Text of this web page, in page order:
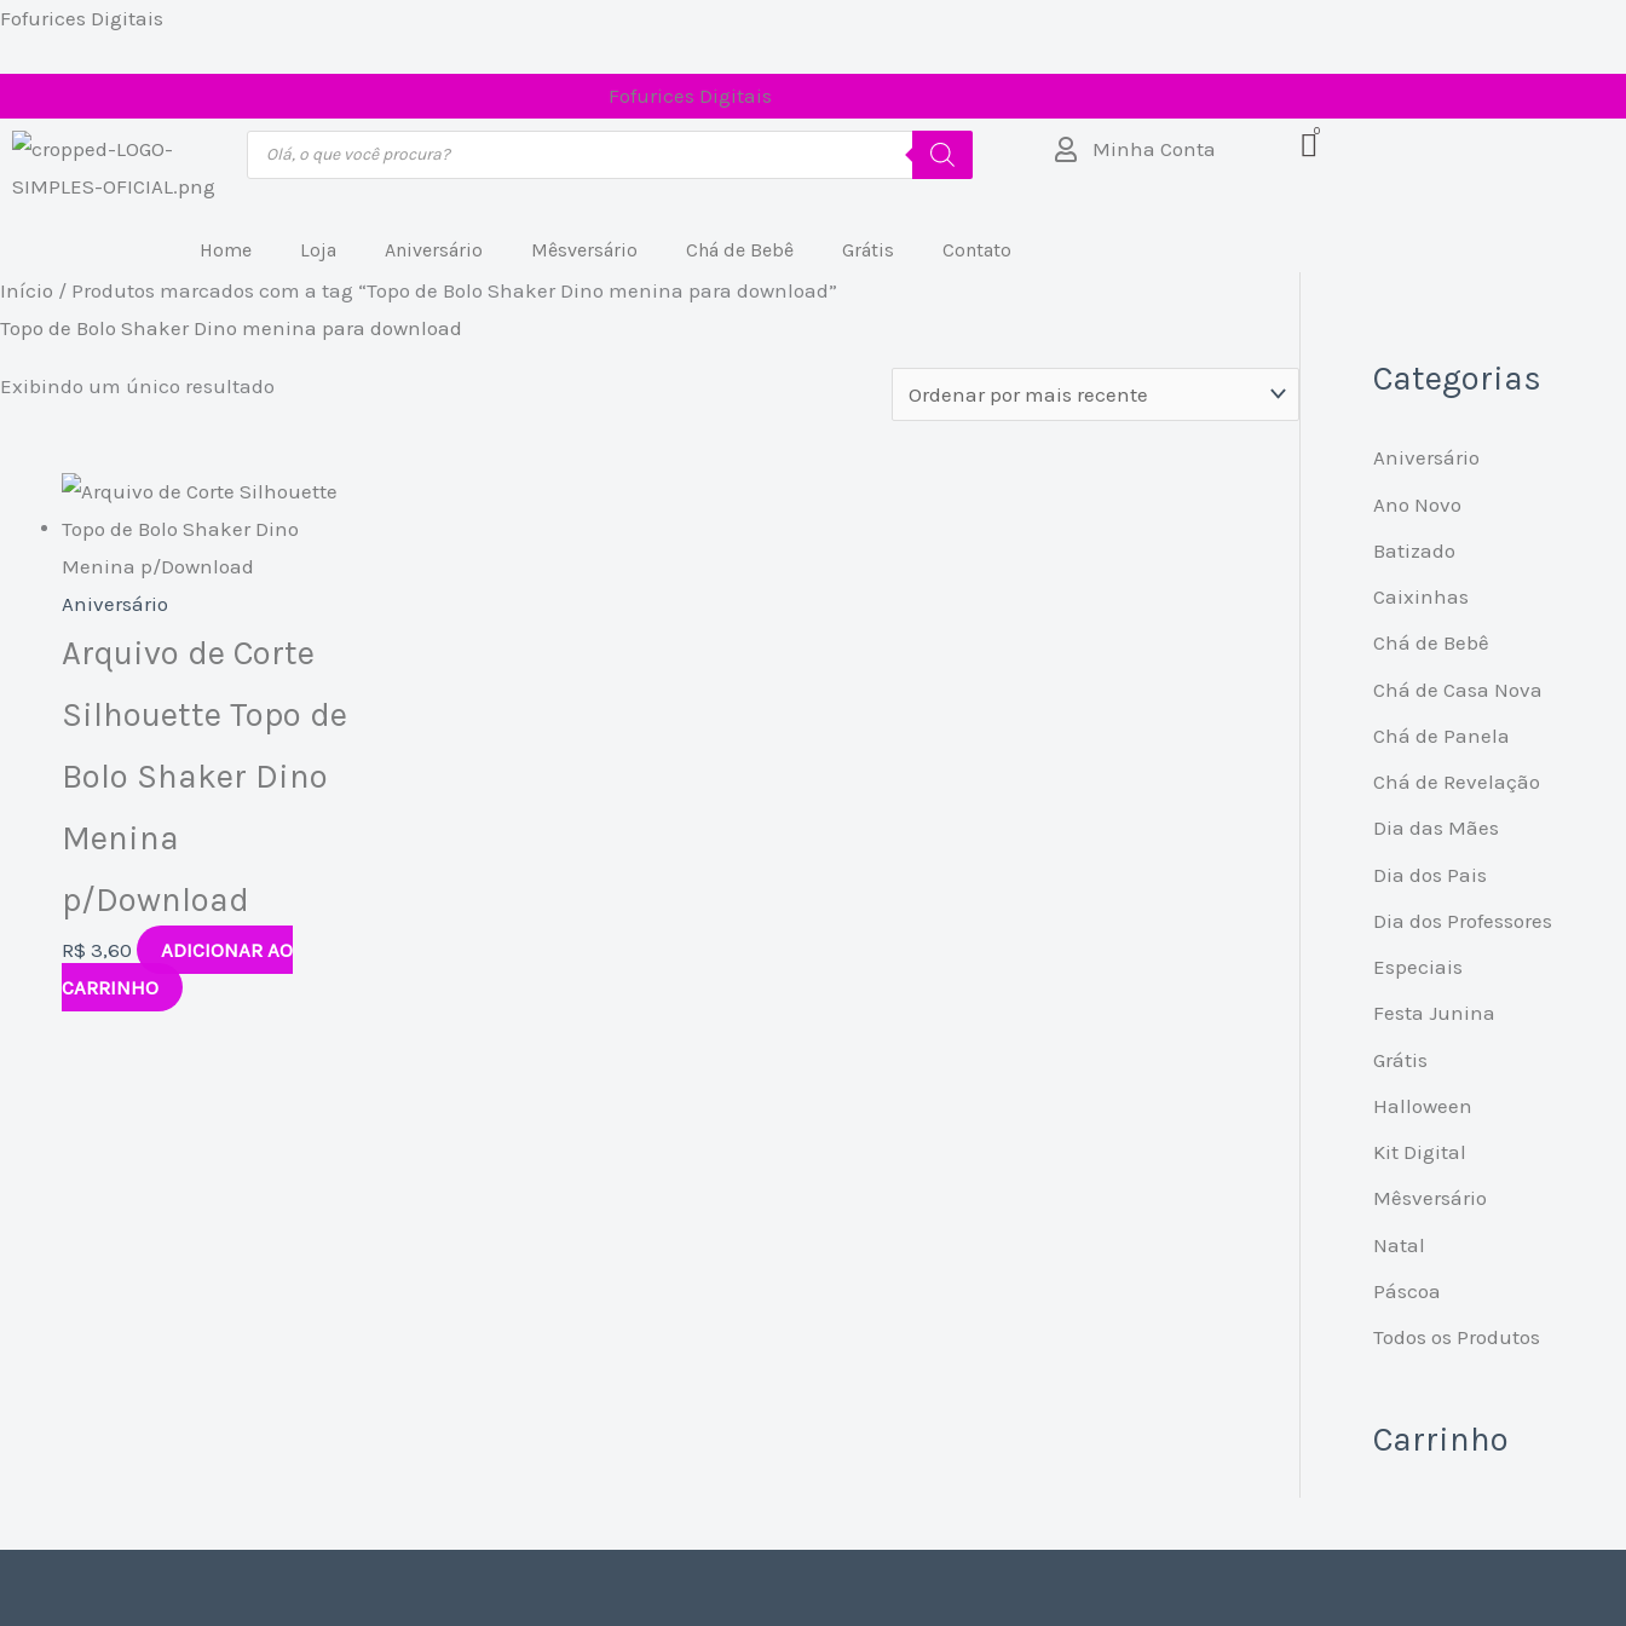
Ir
conteúdo
Fofurices Digitais
Fofurices Digitais
Pesquisar
produtos
Minha Conta
Home Loja Aniversário Mêsversário Chá de Bebê Grátis Contato
Início / Produtos marcados com a tag “Topo de Bolo Shaker Dino menina para download”
Topo de Bolo Shaker Dino menina para download
Exibindo um único resultado
Aniversário
Arquivo de Corte
Silhouette Topo de
Bolo Shaker Dino
Menina
p/Download
R$ 3,60
ADICIONAR AO
CARRINHO
Categorias
Aniversário
Ano Novo
Batizado
Caixinhas
Chá de Bebê
Chá de Casa Nova
Chá de Panela
Chá de Revelação
Dia das Mães
Dia dos Pais
Dia dos Professores
Especiais
Festa Junina
Grátis
Halloween
Kit Digital
Mêsversário
Natal
Páscoa
Todos os Produtos
Carrinho